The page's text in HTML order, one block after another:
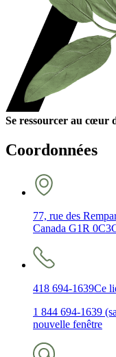
Se ressourcer au cœur
Coordonnées
77, rue des
Canada G1R 0C3
418 694-1639Ce
1 844 694-1639
nouvelle fenêtre